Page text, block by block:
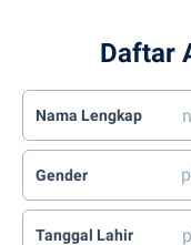
Daftar
Nama Lengkap
Gender
Tanggal Lahir